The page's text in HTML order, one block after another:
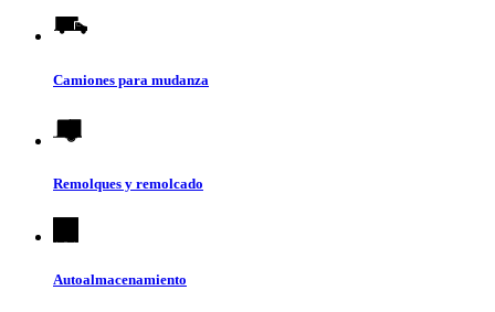
Camiones para mudanza
Remolques y remolcado
Autoalmacenamiento